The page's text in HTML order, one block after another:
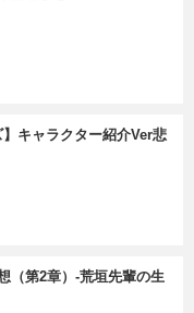
キャラクター紹介Ver悲
（第2章）-荒垣先輩の生